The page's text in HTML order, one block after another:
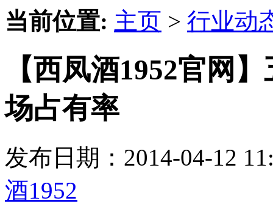
当前位置: 主页 > 行业动
【西凤酒1952官网
场占有率
发布日期：2014-04-12
酒1952